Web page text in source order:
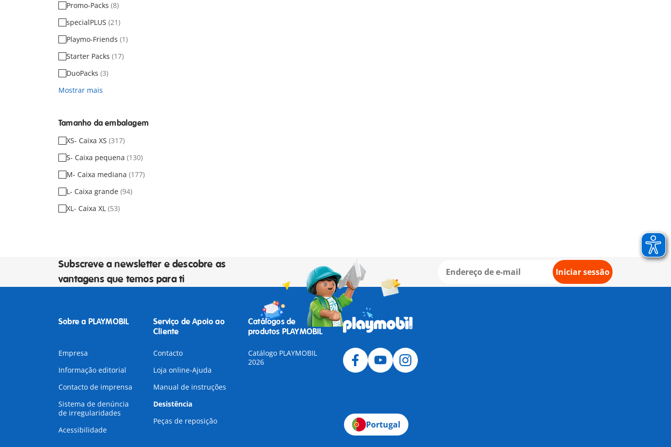
Promo-Packs (8)
specialPLUS (21)
Playmo-Friends (1)
Starter Packs (17)
DuoPacks (3)
Mostrar mais
Tamanho da embalagem
XS- Caixa XS (317)
S- Caixa pequena (130)
M- Caixa mediana (177)
L- Caixa grande (94)
XL- Caixa XL (53)
Subscreve a newsletter e descobre as
vantagens que temos para ti
Iniciar sessão
Sobre a PLAYMOBIL
Empresa
Informação editorial
Contacto de imprensa
Sistema de denúncia
de irregularidades
Acessibilidade
Serviço de Apoio ao
Cliente
Contacto
Loja online-Ajuda
Manual de instruções
Desistência
Peças de reposição
Catálogos de
produtos PLAYMOBIL
Catálogo PLAYMOBIL
2026
Portugal